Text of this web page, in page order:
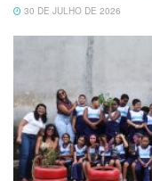
30 DE JULHO DE 2026